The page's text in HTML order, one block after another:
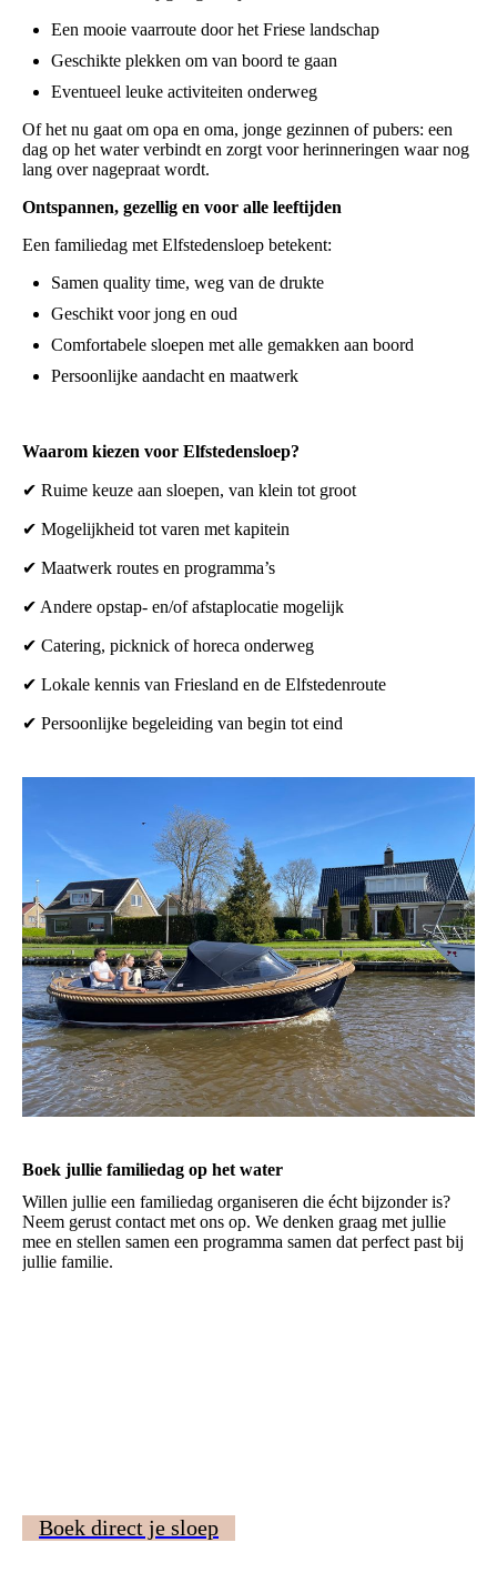
Een mooie vaarroute door het Friese landschap
Geschikte plekken om van boord te gaan
Eventueel leuke activiteiten onderweg
Of het nu gaat om opa en oma, jonge gezinnen of pubers: een
dag op het water verbindt en zorgt voor herinneringen waar nog
lang over nagepraat wordt.
Ontspannen, gezellig en voor alle leeftijden
Een familiedag met Elfstedensloep betekent:
Samen quality time, weg van de drukte
Geschikt voor jong en oud
Comfortabele sloepen met alle gemakken aan boord
Persoonlijke aandacht en maatwerk
Waarom kiezen voor Elfstedensloep?
✔ Ruime keuze aan sloepen, van klein tot groot
✔ Mogelijkheid tot varen met kapitein
✔ Maatwerk routes en programma’s
✔ Andere opstap- en/of afstaplocatie mogelijk
✔ Catering, picknick of horeca onderweg
✔ Lokale kennis van Friesland en de Elfstedenroute
✔ Persoonlijke begeleiding van begin tot eind
Boek jullie familiedag op het water
Willen jullie een familiedag organiseren die écht bijzonder is?
Neem gerust contact met ons op. We denken graag met jullie
mee en stellen samen een programma samen dat perfect past bij
jullie familie.
Boek direct je sloep